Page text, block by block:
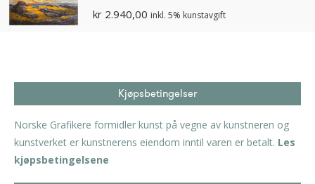
kr 2.940,00 inkl. 5% kunstavgift
Kjøpsbetingelser
Norske Grafikere formidler kunst på vegne av kunstneren og
kunstverket er kunstnerens eiendom inntil varen er betalt. Les
kjøpsbetingelsene